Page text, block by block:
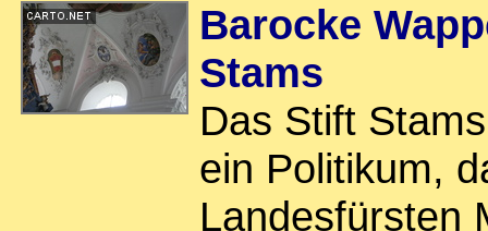
Barocke
Stams
Das Stift
ein Politikum,
Landesfürsten